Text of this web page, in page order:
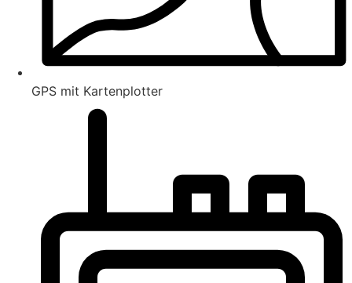
GPS mit Kartenplotter